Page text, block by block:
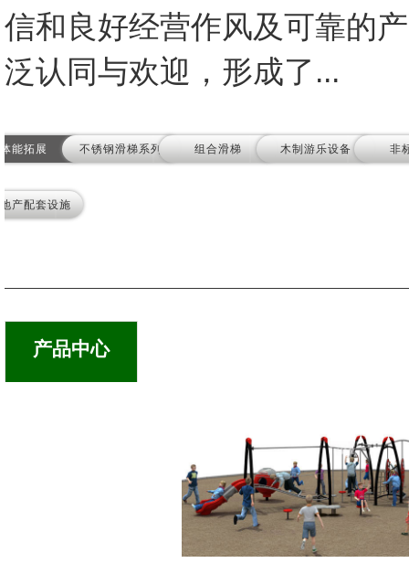
信和良好经营作风及可靠的
泛认同与欢迎，形成了...
体能拓展 不锈钢滑梯系列 组合滑梯 木制游乐设备 非
产配套设施
产品中心